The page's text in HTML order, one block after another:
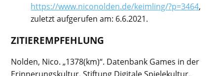
https://www.niconolden.de/keimling/?p=3464,
zuletzt aufgerufen am: 6.6.2021.
ZITIEREMPFEHLUNG
Nolden, Nico. „1378(km)“. Datenbank Games in der